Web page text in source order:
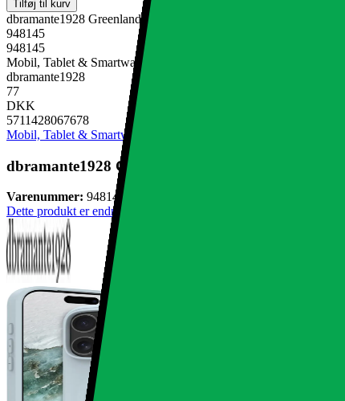
Tilføj til kurv
dbramante1928 Greenland Pro MS cover til iPhone Pro 17 (glacier)
948145
948145
Mobil, Tablet & Smartwatch, Mobiltilbehør, Mobilcovers
dbramante1928
77
DKK
5711428067678
Mobil, Tablet & Smartwatch
dbramante1928 Greenland Pro MS cover til iPhone
Varenummer: 948145
Dette produkt er endnu ikke blevet bedømt.